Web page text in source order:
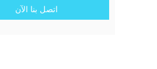
اتصل بنا الآن